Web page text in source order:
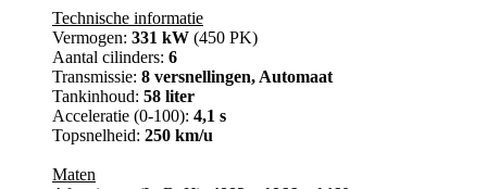
Technische informatie
Vermogen: 331 kW (450 PK)
Aantal cilinders: 6
Transmissie: 8 versnellingen, Automaat
Tankinhoud: 58 liter
Acceleratie (0-100): 4,1 s
Topsnelheid: 250 km/u
Maten